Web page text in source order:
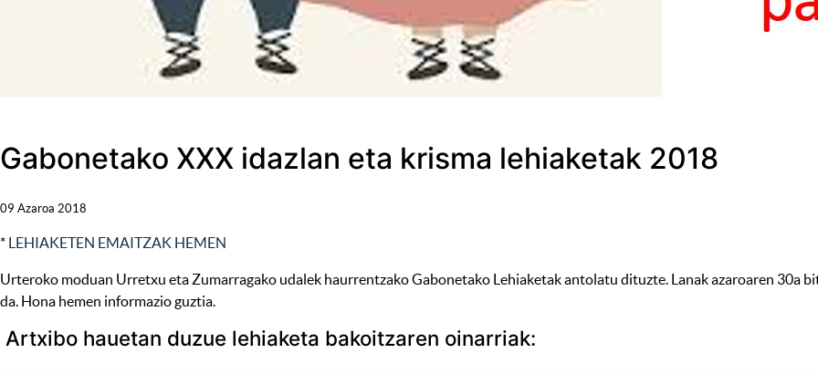
Gabonetako XXX idazlan eta krisma lehiaketak 2018
09 Azaroa 2018
* LEHIAKETEN EMAITZAK HEMEN
Urteroko moduan Urretxu eta Zumarragako udalek haurrentzako Gabonetako Lehiaketak antolatu dituzte. Lanak azaroaren 30a
da. Hona hemen informazio guztia.
Artxibo hauetan duzue lehiaketa bakoitzaren oinarriak: